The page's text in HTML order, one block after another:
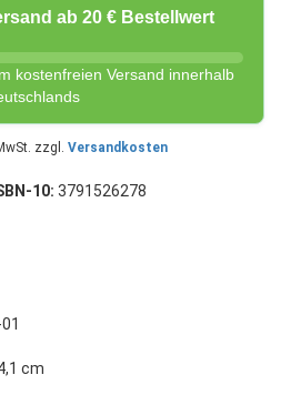
ab 20 € Bestellwert
kostenfreien Versand innerhalb
zzgl. Versandkosten
10: 3791526278
cm